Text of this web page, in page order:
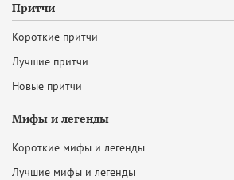
Притчи
Короткие притчи
Лучшие притчи
Новые притчи
Мифы и легенды
Короткие мифы и легенды
Лучшие мифы и легенды